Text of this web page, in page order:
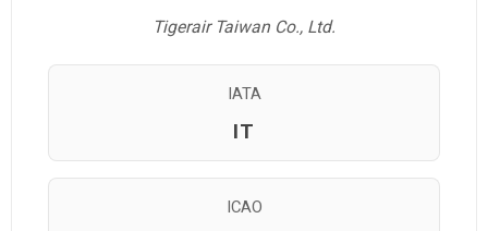
Tigerair Taiwan Co., Ltd.
IATA
IT
ICAO